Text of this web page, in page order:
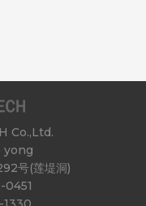
Co.,Ltd.
yong
号(莲堤洞)